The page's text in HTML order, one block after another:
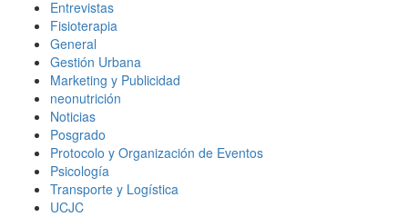
Entrevistas
Fisioterapia
General
Gestión Urbana
Marketing y Publicidad
neonutrición
Noticias
Posgrado
Protocolo y Organización de Eventos
Psicología
Transporte y Logística
UCJC